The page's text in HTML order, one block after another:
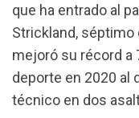
que ha entrado al
Strickland,
mejoró su récord a
deporte en 2020 al
técnico en dos